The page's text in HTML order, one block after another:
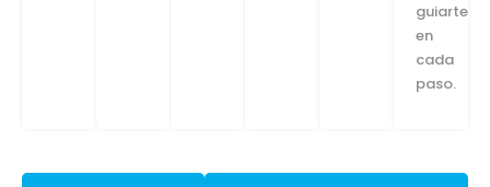
guiarte
en
cada
paso.